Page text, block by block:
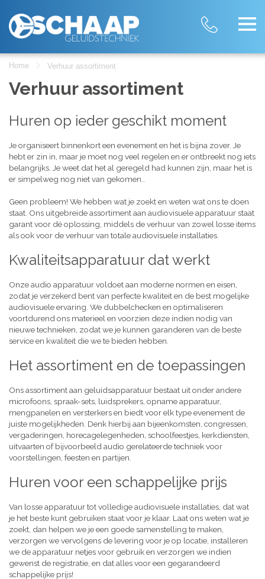
Home Verhuur assortiment
Verhuur assortiment
Huren op ieder geschikt moment
Je organiseert binnenkort een evenement en het is bijna zover. Je
hebt er zin in, maar je moet nog veel regelen en er ontbreekt nog iets
belangrijks. Je weet dat het al geregeld had kunnen zijn, maar het is
er simpelweg nog niet van gekomen..
Geen probleem! We hebben wat je zoekt en weten wat ons te doen
staat. Ons uitgebreide assortiment aan audiovisuele apparatuur staat
garant voor dé oplossing, middels de verhuur van zowel losse items
als ook voor de verhuur van totale audiovisuele installaties.
Kwaliteitsapparatuur dat werkt
Onze audio apparatuur voldoet aan moderne normen en eisen,
zodat je verzekerd bent van perfecte kwaliteit en de best mogelijke
audiovisuele ervaring. We dubbelchecken en optimaliseren
voortdurend ons materieel en voorzien deze indien nodig van
nieuwe technieken, zodat we je kunnen garanderen van de beste
service en kwaliteit die we te bieden hebben.
Het assortiment en de toepassingen
Ons assortiment aan geluidsapparatuur bestaat uit onder andere
microfoons, spraak-sets, luidsprekers, opname apparatuur,
mengpanelen en versterkers en biedt voor elk type evenement de
juiste mogelijkheden. Denk hierbij aan bijeenkomsten, congressen,
vergaderingen, horecagelegenheden, schoolfeestjes, kerkdiensten,
uitvaarten of bijvoorbeeld audio gerelateerde techniek voor
voorstellingen, feesten en partijen.
Huren voor een schappelijke prijs
Van losse apparatuur tot volledige audiovisuele installaties, dat wat
je het beste kunt gebruiken staat voor je klaar. Laat ons weten wat je
zoekt, dan helpen we je een goede samenstelling te maken,
verzorgen we vervolgens de levering voor je op locatie, installeren
we de apparatuur netjes voor gebruik en verzorgen we indien
gewenst de registratie, en dat alles voor een gegarandeerd
schappelijke prijs!